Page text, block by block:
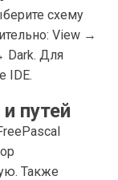
схему
View →
Dark. Для
IDE.
путей
Также